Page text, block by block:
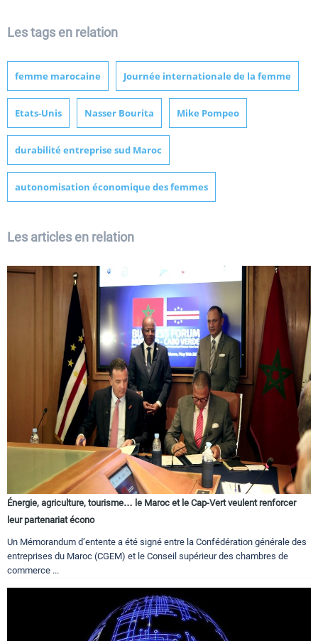
Les tags en relation
femme marocaine Journée internationale de la femme
Etats-Unis Nasser Bourita Mike Pompeo
durabilité entreprise sud Maroc
autonomisation économique des femmes
Les articles en relation
Énergie, agriculture, tourisme… le Maroc et le Cap-Vert veulent renforcer
leur partenariat écono
Un Mémorandum d’entente a été signé entre la Confédération générale des
entreprises du Maroc (CGEM) et le Conseil supérieur des chambres de
commerce ...